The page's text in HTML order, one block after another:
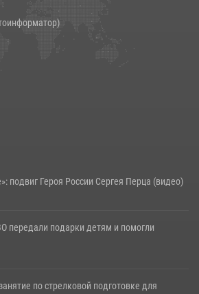
директора Росгвардии Героя России
с заместителем полномочного
Российской Федерации в Северо-
округе Виталием Кузнецовым
подвиг Героя России Сергея Перца (видео)
передали подарки детям и помогли
по стрелковой подготовке для